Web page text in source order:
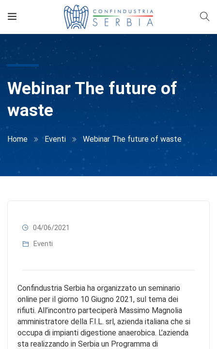
Webinar The future of
waste
Home Eventi Webinar The future of waste
04/06/2021
Eventi
Confindustria Serbia ha organizzato un seminario
online per il giorno 10 Giugno 2021, sul tema dei
rifiuti. All’incontro parteciperà Massimo Magnolia
amministratore della F.I.L. srl, azienda italiana che si
occupa di impianti digestione anaerobica. L’azienda
sta realizzando in Serbia un Programma di